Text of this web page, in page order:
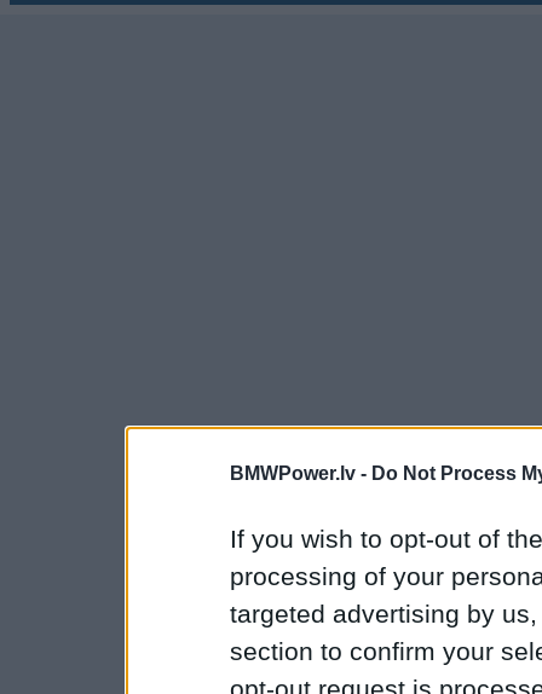
BMWPower.lv - Do Not Process
If you wish to opt-out of
processing of your
targeted advertising by
section to confirm your
opt-out request is